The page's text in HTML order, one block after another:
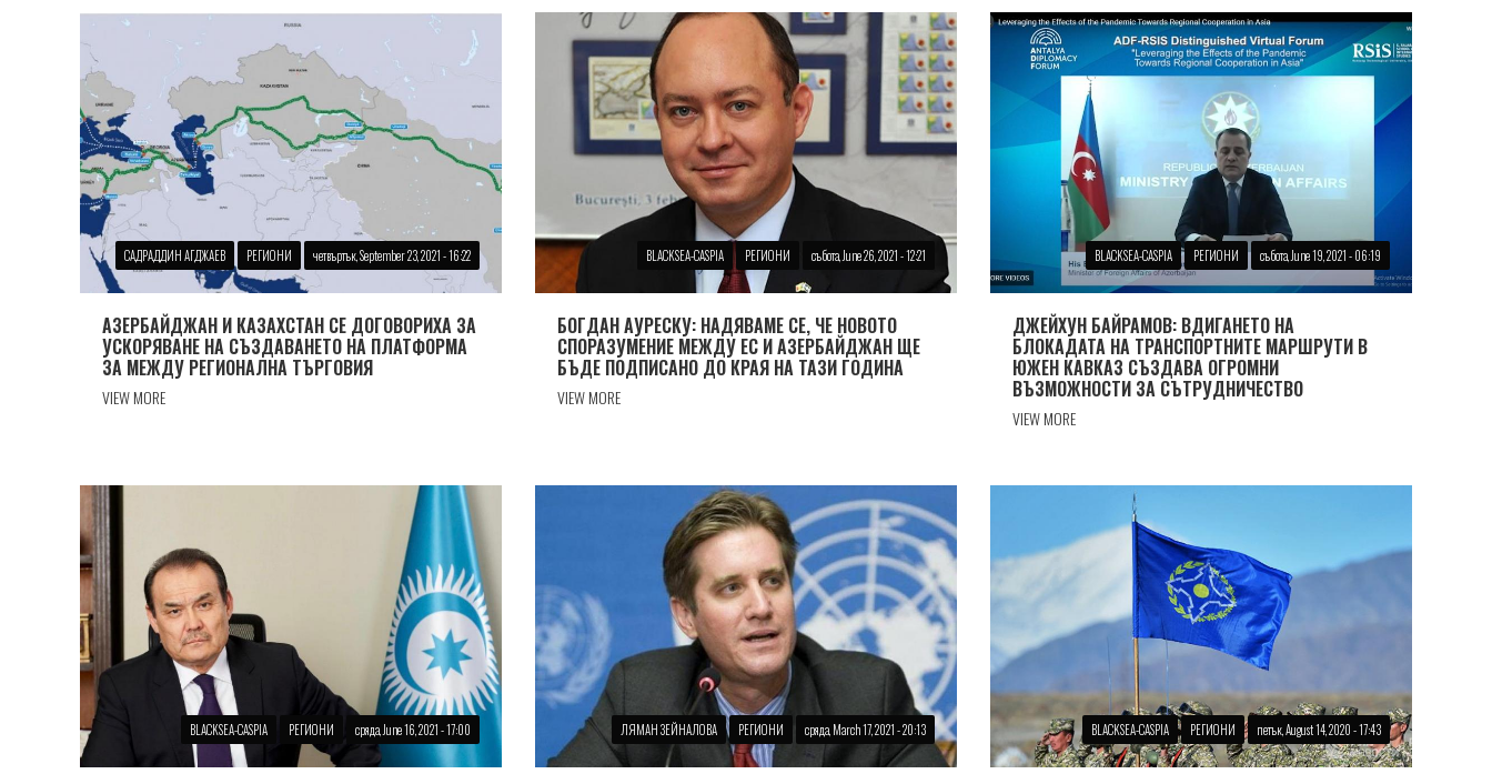
САДРАДДИН АГДЖАЕВ РЕГИОНИ четвъртък, September 23, 2021 - 16:22
АЗЕРБАЙДЖАН И КАЗАХСТАН СЕ ДОГОВОРИХА ЗА
УСКОРЯВАНЕ НА СЪЗДАВАНЕТО НА ПЛАТФОРМА
ЗА МЕЖДУ РЕГИОНАЛНА ТЪРГОВИЯ
VIEW MORE
BLACKSEA-CASPIA РЕГИОНИ събота, June 26, 2021 - 12:21
БОГДАН АУРЕСКУ: НАДЯВАМЕ СЕ, ЧЕ НОВОТО
СПОРАЗУМЕНИЕ МЕЖДУ ЕС И АЗЕРБАЙДЖАН ЩЕ
БЪДЕ ПОДПИСАНО ДО КРАЯ НА ТАЗИ ГОДИНА
VIEW MORE
BLACKSEA-CASPIA РЕГИОНИ събота, June 19, 2021 - 06:19
ДЖЕЙХУН БАЙРАМОВ: ВДИГАНЕТО НА
БЛОКАДАТА НА ТРАНСПОРТНИТЕ МАРШРУТИ В
ЮЖЕН КАВКАЗ СЪЗДАВА ОГРОМНИ
ВЪЗМОЖНОСТИ ЗА СЪТРУДНИЧЕСТВО
VIEW MORE
BLACKSEA-CASPIA РЕГИОНИ сряда, June 16, 2021 - 17:00 ЛЯМАН ЗЕЙНАЛОВА РЕГИОНИ сряда, March 17, 2021 - 20:13 BLACKSEA-CASPIA РЕГИОНИ петък, August 14, 2020 - 17:43